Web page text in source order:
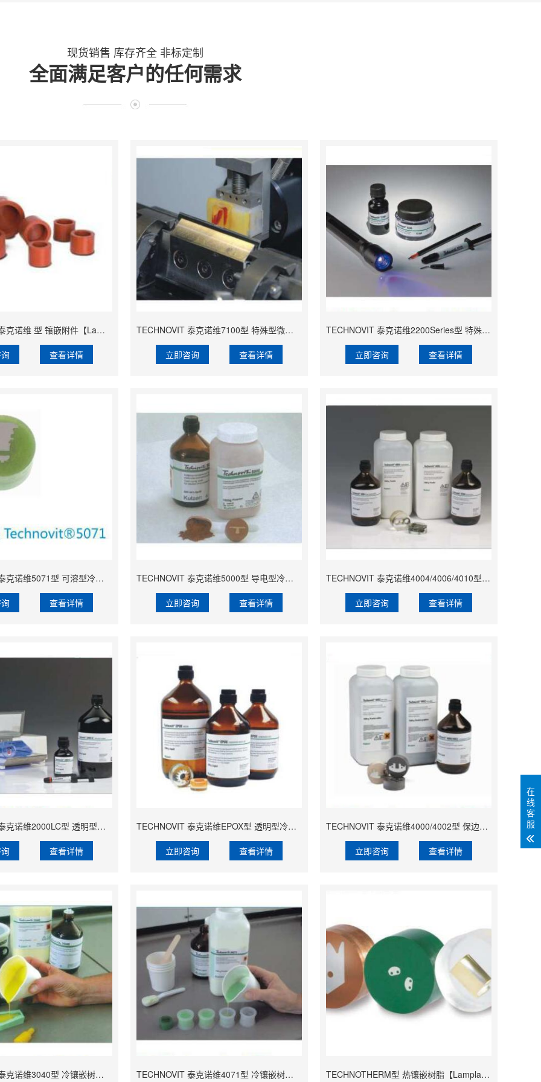
现货销售 库存齐全 非标定制
全面满足客户的任何需求
TECHNOVIT 泰克诺维 型 镶嵌附件【Lamplan Herseus Kulzer 贺利氏古莎】
查看详情
TECHNOVIT 泰克诺维7100型 特殊型微切片冷镶嵌树脂【Lamplan Herseus Kulzer 贺利氏古莎】
立即咨询 查看详情
TECHNOVIT 泰克诺维2200Series型 特殊型光固化树脂【Lamplan Herseus Kulzer 贺利氏古莎】
立即咨询 查看详情
TECHNOVIT 泰克诺维5071型 可溶型冷镶嵌树脂【Lamplan Herseus Kulzer 贺利氏古莎】
查看详情
TECHNOVIT 泰克诺维5000型 导电型冷镶嵌树脂【Lamplan Herseus Kulzer 贺利氏古莎】
立即咨询 查看详情
TECHNOVIT 泰克诺维4004/4006/4010型 透明型丙烯酸树脂【Lamplan Herseus Kulzer 贺利氏古莎】
立即咨询 查看详情
TECHNOVIT 泰克诺维2000LC型 透明型光固化树脂【Lamplan Herseus Kulzer 贺利氏古莎】
查看详情
TECHNOVIT 泰克诺维EPOX型 透明型冷镶嵌环氧树脂【Lamplan Herseus Kulzer 贺利氏古莎】
立即咨询 查看详情
TECHNOVIT 泰克诺维4000/4002型 保边型冷镶嵌树脂【Lamplan Herseus Kulzer 贺利氏古莎】
立即咨询 查看详情
TECHNOVIT 泰克诺维3040型 冷镶嵌树脂【Lamplan Herseus Kulzer 贺利氏古莎】 TECHNOVIT 泰克诺维4071型 冷镶嵌树脂【Lamplan Herseus Kulzer 贺利氏古莎】 TECHNOTHERM型 热镶嵌树脂【Lamplan Herseus Kulzer 贺利氏古莎】
在
线
客
服